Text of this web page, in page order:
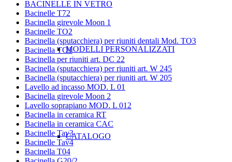
MODELLI PERSONALIZZATI
CATALOGO
BACINELLE IN VETRO
Bacinelle T72
Bacinella girevole Moon 1
Bacinelle TO2
Bacinella (sputacchiera) per riuniti dentali Mod. TO3
Bacinella TO1
Bacinella per riuniti art. DC 22
Bacinella (sputacchiera) per riuniti art. W 245
Bacinella (sputacchiera) per riuniti art. W 205
Lavello ad incasso MOD. L 01
Bacinella girevole Moon 2
Lavello soprapiano MOD. L 012
Bacinella in ceramica RT
Bacinella in ceramica CAC
Bacinelle Tav3
Bacinelle Tav4
Bacinella T04